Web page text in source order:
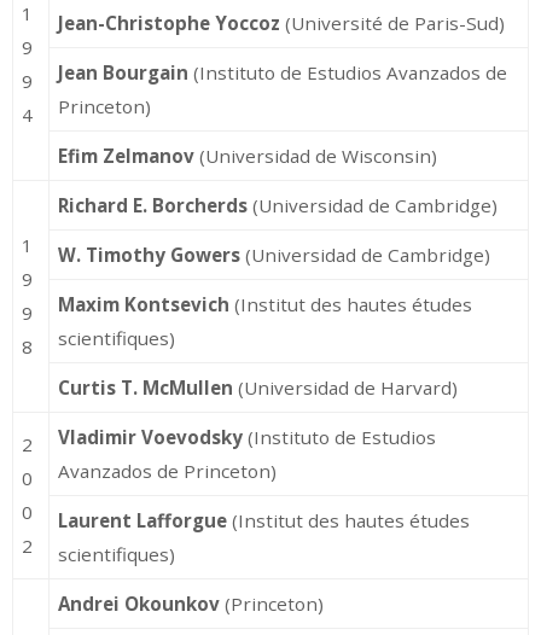
1
9
9
4
Jean-Christophe Yoccoz (Université de Paris-Sud)
Jean Bourgain (Instituto de Estudios Avanzados de
Princeton)
Efim Zelmanov(Universidad de Wisconsin)
1
9
9
8
Richard E. Borcherds(Universidad de Cambridge)
W. Timothy Gowers(Universidad de Cambridge)
Maxim Kontsevich (Institut des hautes études
scientifiques)
Curtis T. McMullen (Universidad de Harvard)
2
0
0
2
Vladimir Voevodsky(Instituto de Estudios
Avanzados de Princeton)
Laurent Lafforgue(Institut des hautes études
scientifiques)
Andrei Okounkov(Princeton)